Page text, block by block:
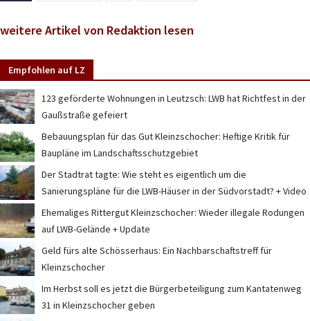
weitere Artikel von Redaktion lesen
Empfohlen auf LZ
123 geförderte Wohnungen in Leutzsch: LWB hat Richtfest in der
Gaußstraße gefeiert
Bebauungsplan für das Gut Kleinzschocher: Heftige Kritik für
Baupläne im Landschaftsschutzgebiet
Der Stadtrat tagte: Wie steht es eigentlich um die
Sanierungspläne für die LWB-Häuser in der Südvorstadt? + Video
Ehemaliges Rittergut Kleinzschocher: Wieder illegale Rodungen
auf LWB-Gelände + Update
Geld fürs alte Schösserhaus: Ein Nachbarschaftstreff für
Kleinzschocher
Im Herbst soll es jetzt die Bürgerbeteiligung zum Kantatenweg
31 in Kleinzschocher geben